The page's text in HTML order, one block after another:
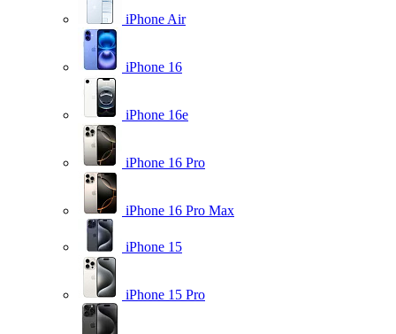
iPhone Air
iPhone 16
iPhone 16e
iPhone 16 Pro
iPhone 16 Pro Max
iPhone 15
iPhone 15 Pro